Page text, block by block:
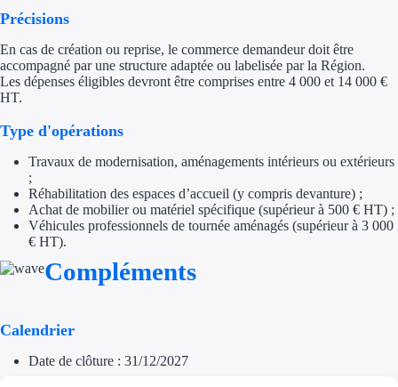
Solutions MAPi
Ouvrage
Précisions
En cas de création ou reprise, le commerce demandeur doit être
accompagné par une structure adaptée ou labelisée par la Région.
Les dépenses éligibles devront être comprises entre 4 000 et 14 000 €
HT.
Type d'opérations
Travaux de modernisation, aménagements intérieurs ou extérieurs
;
Réhabilitation des espaces d’accueil (y compris devanture) ;
Achat de mobilier ou matériel spécifique (supérieur à 500 € HT) ;
Véhicules professionnels de tournée aménagés (supérieur à 3 000
€ HT).
Compléments
Calendrier
Date de clôture : 31/12/2027